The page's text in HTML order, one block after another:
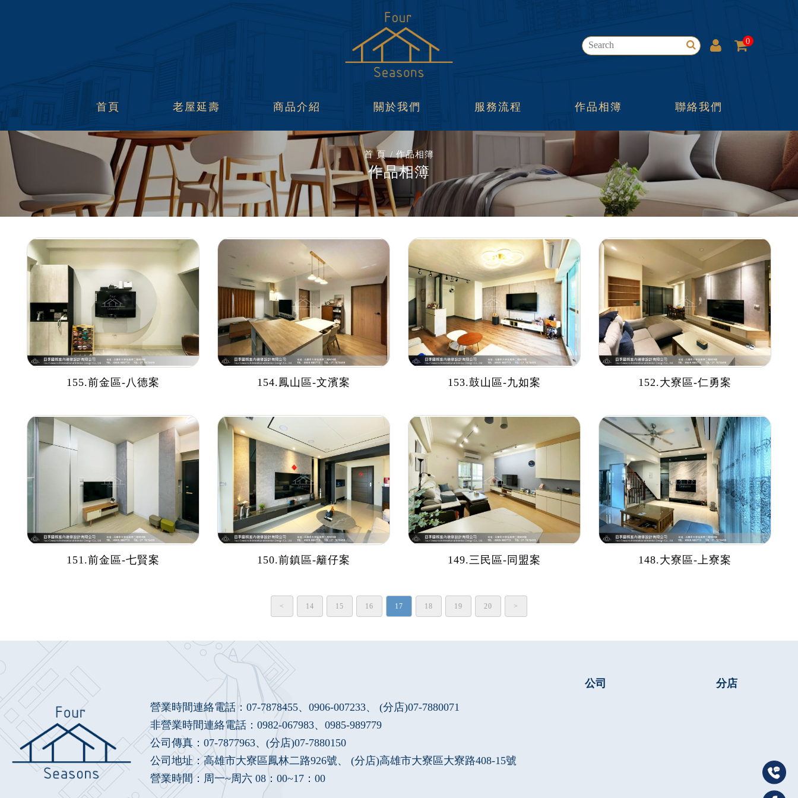
0
首頁 老屋延壽 商品介紹 關於我們 服務流程 作品相簿 聯絡我們
首 頁 作品相簿
作品相簿
155.前金區-八德案 154.鳳山區-文濱案 153.鼓山區-九如案 152.大寮區-仁勇案
151.前金區-七賢案 150.前鎮區-籬仔案 149.三民區-同盟案 148.大寮區-上寮案
< 14 15 16 17 18 19 20 >
營業時間連絡電話：07-7878455、0906-007233、 (分店)07-7880071
非營業時間連絡電話：0982-067983、0985-989779
公司傳真：07-7877963、(分店)07-7880150
公司地址：高雄市大寮區鳳林二路926號、 (分店)高雄市大寮區大寮路408-15號
營業時間：周一~周六 08：00~17：00
公司 分店